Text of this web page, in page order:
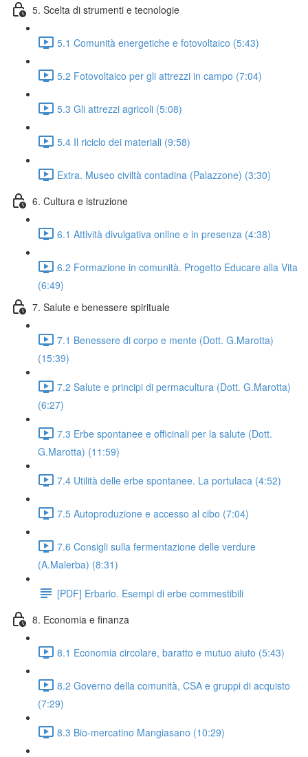
5. Scelta di strumenti e tecnologie
5.1 Comunità energetiche e fotovoltaico (5:43)
5.2 Fotovoltaico per gli attrezzi in campo (7:04)
5.3 Gli attrezzi agricoli (5:08)
5.4 Il riciclo dei materiali (9:58)
Extra. Museo civiltà contadina (Palazzone) (3:30)
6. Cultura e istruzione
6.1 Attività divulgativa online e in presenza (4:38)
6.2 Formazione in comunità. Progetto Educare alla Vita
(6:49)
7. Salute e benessere spirituale
7.1 Benessere di corpo e mente (Dott. G.Marotta)
(15:39)
7.2 Salute e principi di permacultura (Dott. G.Marotta)
(6:27)
7.3 Erbe spontanee e officinali per la salute (Dott.
G.Marotta) (11:59)
7.4 Utilità delle erbe spontanee. La portulaca (4:52)
7.5 Autoproduzione e accesso al cibo (7:04)
7.6 Consigli sulla fermentazione delle verdure
(A.Malerba) (8:31)
[PDF] Erbario. Esempi di erbe commestibili
8. Economia e finanza
8.1 Economia circolare, baratto e mutuo aiuto (5:43)
8.2 Governo della comunità, CSA e gruppi di acquisto
(7:29)
8.3 Bio-mercatino Mangiasano (10:29)